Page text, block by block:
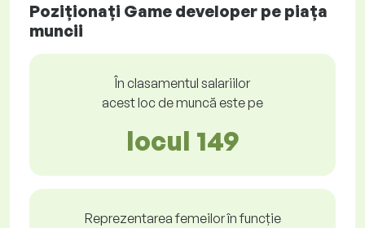
Poziționați Game developer pe piața
muncii
În clasamentul salariilor
acest loc de muncă este pe
locul 149
Reprezentarea femeilor în funcție